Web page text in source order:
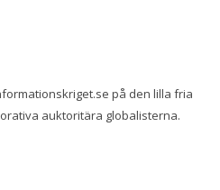
på den lilla fria
auktoritära globalisterna.